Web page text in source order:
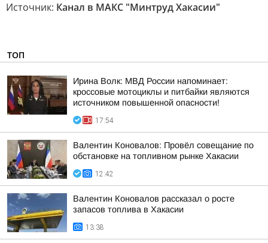
Источник: Канал в МАКС "Минтруд Хакасии"
ТОП
Ирина Волк: МВД России напоминает:
кроссовые мотоциклы и питбайки являются
источником повышенной опасности!
17:54
Валентин Коновалов: Провёл совещание по
обстановке на топливном рынке Хакасии
12:42
Валентин Коновалов рассказал о росте
запасов топлива в Хакасии
13:38